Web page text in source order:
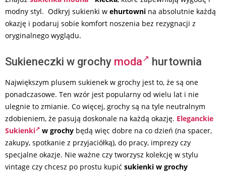
modny styl. Odkryj sukienki w ehurtowni na absolutnie każdą
okazję i podaruj sobie komfort noszenia bez rezygnacji z
oryginalnego wyglądu.
Sukieneczki w grochy moda hurtownia
Największym plusem sukienek w grochy jest to, że są one
ponadczasowe. Ten wzór jest popularny od wielu lat i nie
ulegnie to zmianie. Co więcej, grochy są na tyle neutralnym
zdobieniem, że pasują doskonale na każdą okazję. Eleganckie
Sukienki
w grochy będą więc dobre na co dzień (na spacer,
zakupy, spotkanie z przyjaciółką), do pracy, imprezy czy
specjalne okazje. Nie ważne czy tworzysz kolekcję w stylu
vintage czy chcesz po prostu kupić sukienki w grochy